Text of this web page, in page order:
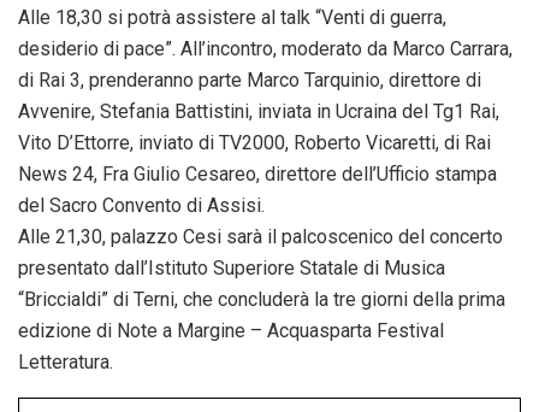
Alle 18,30 si potrà assistere al talk “Venti di guerra,
desiderio di pace”. All’incontro, moderato da Marco Carrara,
di Rai 3, prenderanno parte Marco Tarquinio, direttore di
Avvenire, Stefania Battistini, inviata in Ucraina del Tg1 Rai,
Vito D’Ettorre, inviato di TV2000, Roberto Vicaretti, di Rai
News 24, Fra Giulio Cesareo, direttore dell’Ufficio stampa
del Sacro Convento di Assisi.
Alle 21,30, palazzo Cesi sarà il palcoscenico del concerto
presentato dall’Istituto Superiore Statale di Musica
“Briccialdi” di Terni, che concluderà la tre giorni della prima
edizione di Note a Margine – Acquasparta Festival
Letteratura.